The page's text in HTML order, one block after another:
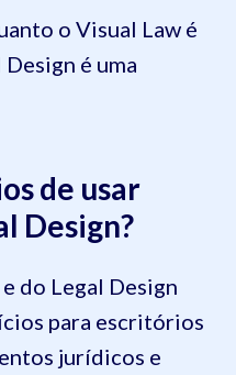
o Visual Law é
é uma
de usar
Design?
do Legal Design
para escritórios
jurídicos e